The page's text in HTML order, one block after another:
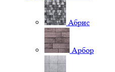
Абрис
Арбор